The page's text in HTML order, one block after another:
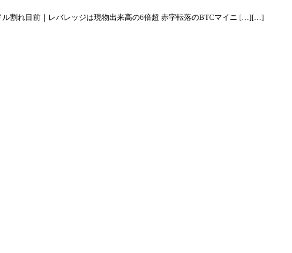
ル割れ目前｜レバレッジは現物出来高の6倍超 赤字転落のBTCマイニ […][…]